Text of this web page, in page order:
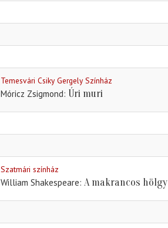
Temesvári Csiky Gergely Színház
Móricz Zsigmond Úri muri
Szatmári színház
William Shakespeare A makrancos hölgy